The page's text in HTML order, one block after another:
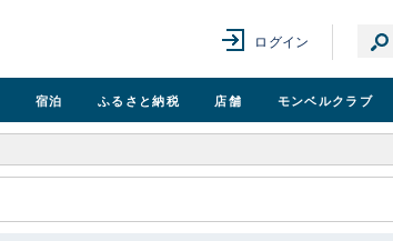
ログイン
宿泊 ふるさと納税 店舗 モンベルクラブ